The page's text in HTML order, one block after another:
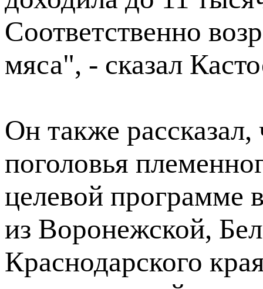
Соответственно
мяса", - сказал
Он также
поголовья
целевой программе
из Воронежской,
Краснодарского